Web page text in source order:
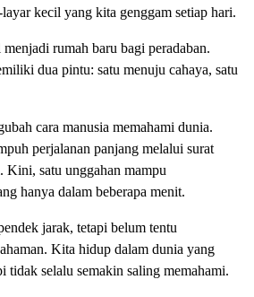
kecil yang kita genggam setiap hari.
rumah baru bagi peradaban.
dua pintu: satu menuju cahaya, satu
cara manusia memahami dunia.
perjalanan panjang melalui surat
Kini, satu unggahan mampu
hanya dalam beberapa menit.
jarak, tetapi belum tentu
Kita hidup dalam dunia yang
tidak selalu semakin saling memahami.